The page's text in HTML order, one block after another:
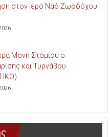
στον Ιερό Ναό Ζωοδόχου
Μονή Στομίου ο
και Τυρνάβου